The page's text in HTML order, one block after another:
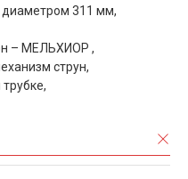
311 мм,
– МЕЛЬХИОР ,
струн,